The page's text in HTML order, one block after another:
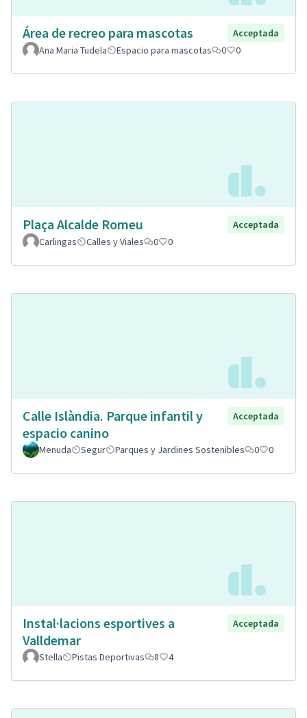
Área de recreo para mascotas
Acceptada
Ana Maria Tudela
Espacio para mascotas 0 0
Plaça Alcalde Romeu
Acceptada
Carlingas
Calles y Viales 0 0
Calle Islàndia. Parque infantil y
espacio canino
Acceptada
Menuda Segur Parques y Jardines Sostenibles 0 0
Instal·lacions esportives a
Valldemar
Acceptada
Stella Pistas Deportivas 8 4